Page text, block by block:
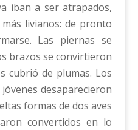
iban a ser atrapados,
livianos: de pronto
Las piernas se
brazos se convirtieron
cubrió de plumas. Los
desaparecieron
formas de dos aves
convertidos en lo